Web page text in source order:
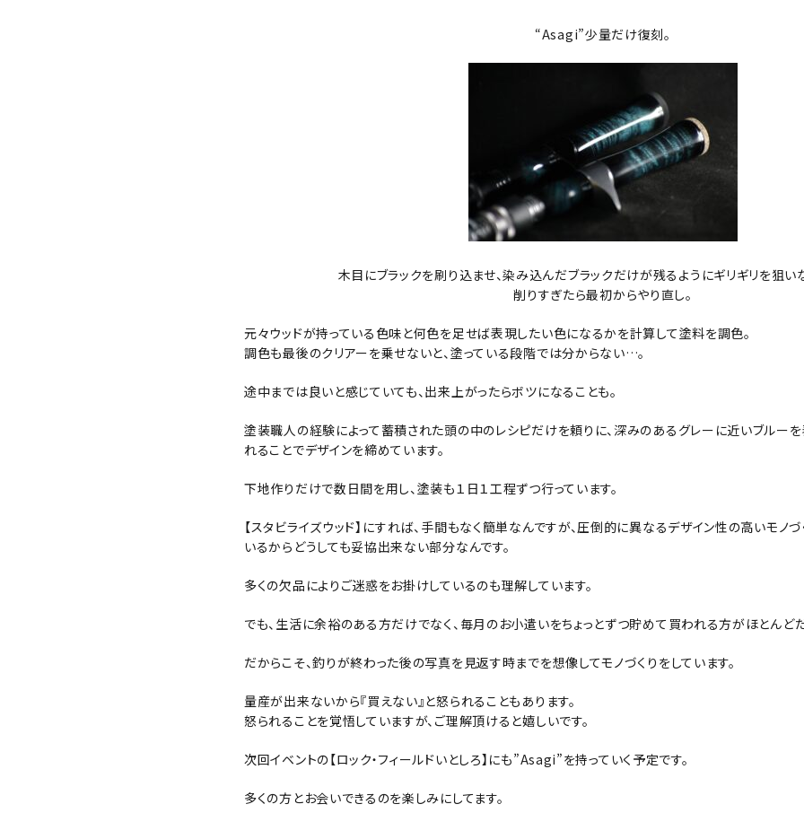
“Asagi”少量だけ復刻。
木目にブラックを刷り込ませ、染み込んだブラックだけが残るようにギリギリを狙い
削りすぎたら最初からやり直し。
元々ウッドが持っている色味と何色を足せば表現したい色になるかを計算して塗料を調色。
調色も最後のクリアーを乗せないと、塗っている段階では分からない…。
途中までは良いと感じていても、出来上がったらボツになることも。
塗装職人の経験によって蓄積された頭の中のレシピだけを頼りに、深みのあるグレーに近いブルーを
れることでデザインを締めています。
下地作りだけで数日間を用し、塗装も１日１工程ずつ行っています。
【スタビライズウッド】にすれば、手間もなく簡単なんですが、圧倒的に異なるデザイン性の高いモノ
いるからどうしても妥協出来ない部分なんです。
多くの欠品によりご迷惑をお掛けしているのも理解しています。
でも、生活に余裕のある方だけでなく、毎月のお小遣いをちょっとずつ貯めて買われる方がほとんど
だからこそ、釣りが終わった後の写真を見返す時までを想像してモノづくりをしています。
量産が出来ないから『買えない』と怒られることもあります。
怒られることを覚悟していますが、ご理解頂けると嬉しいです。
次回イベントの【ロック・フィールドいとしろ】にも”Asagi”を持っていく予定です。
多くの方とお会いできるのを楽しみにしてます。